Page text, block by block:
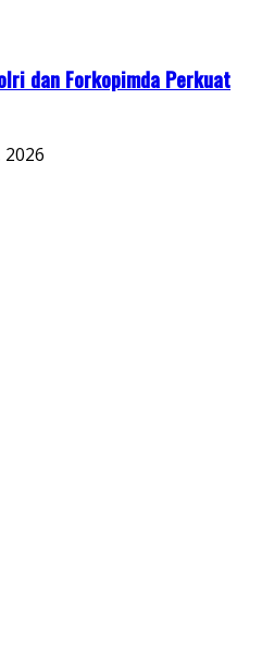
dan Forkopimda Perkuat
2026